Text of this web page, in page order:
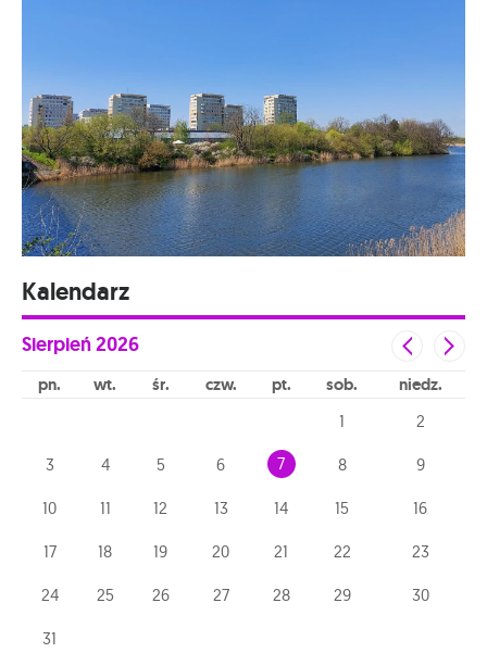
Kalendarz
Sierpień2026
pn wt śr czw pt sob niedz
1 2
3 4 5 6 7 8 9
10 11 12 13 14 15 16
17 18 19 20 21 22 23
24 25 26 27 28 29 30
31